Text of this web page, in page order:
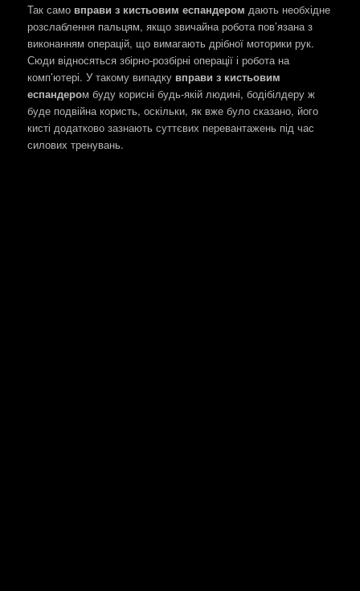
Так само вправи з кистьовим еспандером дають необхідне
розслаблення пальцям, якщо звичайна робота пов’язана з
виконанням операцій, що вимагають дрібної моторики рук.
Сюди відносяться збірно-розбірні операції і робота на
комп’ютері. У такому випадку вправи з кистьовим
еспандером буду корисні будь-якій людині, бодібілдеру ж
буде подвійна користь, оскільки, як вже було сказано, його
кисті додатково зазнають суттєвих перевантажень під час
силових тренувань.